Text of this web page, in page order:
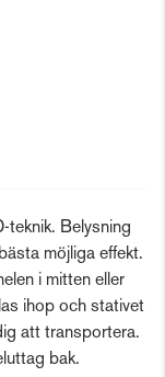
teknik. Belysning
möjliga effekt.
i mitten eller
ihop och stativet
att transportera.
bak.